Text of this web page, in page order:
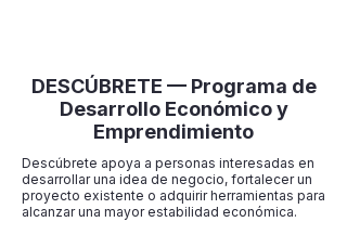
DESCÚBRETE — Programa de
Desarrollo Económico y
Emprendimiento
Descúbrete apoya a personas interesadas en
desarrollar una idea de negocio, fortalecer un
proyecto existente o adquirir herramientas para
alcanzar una mayor estabilidad económica.